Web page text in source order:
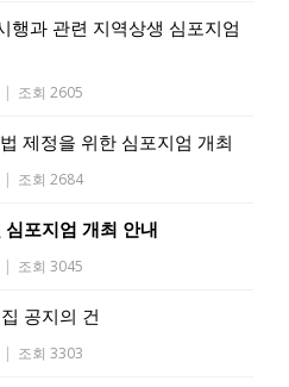
행과 관련 지역상생 심포지엄
| 조회 2605
제정을 위한 심포지엄 개최
| 조회 2684
포지엄 개최 안내
| 조회 3045
공지의 건
| 조회 3303